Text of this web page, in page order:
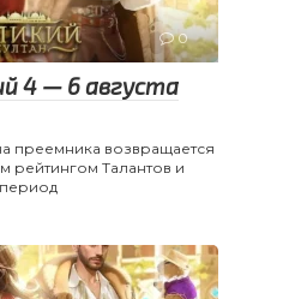
0
4 — 6 августа
преемника возвращается
рейтингом Талантов и